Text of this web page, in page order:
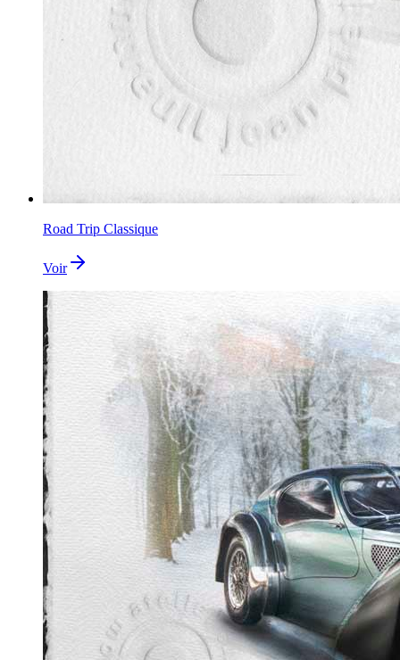
Road Trip Classique
Voir